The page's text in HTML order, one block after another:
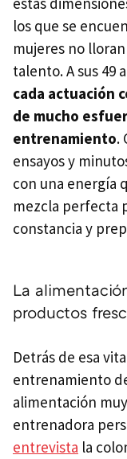
los que se
mujeres no
talento. A sus 49
cada actuación
de mucho
entrenamiento.
ensayos y
con una energía
mezcla perfecta
constancia y
La
productos
Detrás de esa
entrenamiento
alimentación
entrenadora
entrevista la